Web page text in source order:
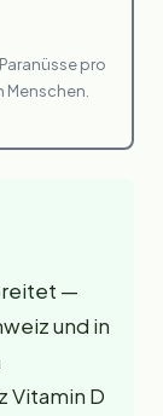
pro
Menschen.
—
und in
Vitamin D